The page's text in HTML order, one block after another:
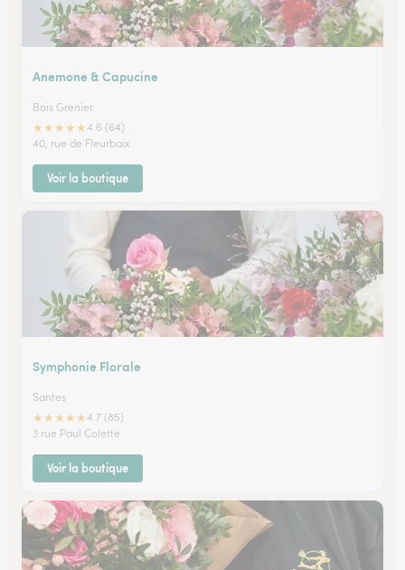
Anemone & Capucine
Bois Grenier
★★★★★4.6 (64)
40, rue de Fleurbaix
Voir la boutique
Symphonie Florale
Santes
★★★★★4.7 (85)
3 rue Paul Colette
Voir la boutique